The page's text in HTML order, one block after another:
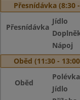
Přesnídávka (8:30
Přesnídávka
Jídlo
Nápoj
Oběd (11:30 -
Oběd
Polévka
Jídlo